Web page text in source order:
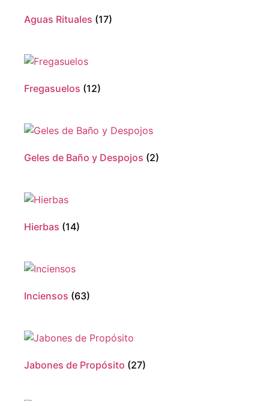
Aguas Rituales (17)
Fregasuelos (12)
Geles de Baño y Despojos (2)
Hierbas (14)
Inciensos (63)
Jabones de Propósito (27)